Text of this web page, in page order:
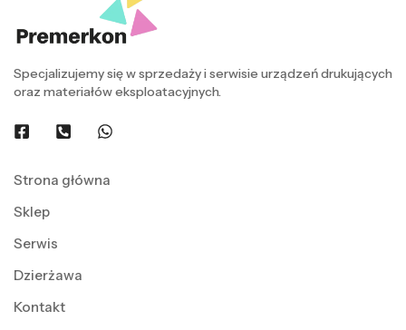
Specjalizujemy się w sprzedaży i serwisie urządzeń drukujących
oraz materiałów eksploatacyjnych.
Strona główna
Sklep
Serwis
Dzierżawa
Kontakt